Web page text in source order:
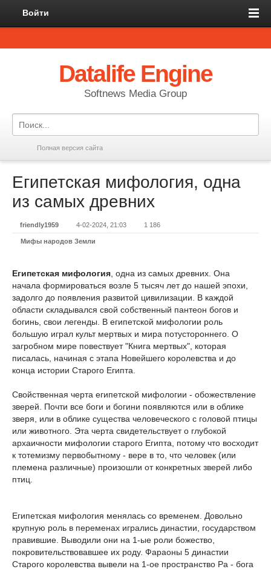
Войти
Datalife Engine
Softnews Media Group
Полная версия сайта
Египетская мифология, одна
из самых древних
friendly1959 4-02-2024, 21:03 1 186
Мифы народов Земли
Египетская мифология , одна из самых древних. Она
начала формироваться возле 5 тысяч лет до нашей эпохи,
задолго до появления развитой цивилизации. В каждой
области складывался свой собственный пантеон богов и
богинь, свои легенды. В египетской мифологии роль
большую играл культ мертвых и мира потустороннего. О
загробном мире повествует "Книга мертвых", которая
писалась, начиная с этапа Новейшего королевства и до
конца истории Старого Египта.
Свойственная черта египетской мифологии - обожествление
зверей. Почти все боги и богини появляются или в облике
зверя, или в облике существа человеческого с головой птицы
или животного. Эта черта свидетельствует о глубокой
архаичности мифологии старого Египта, потому что восходит
к тотемизму первобытному - вере в то, что человек (или
племена различные) произошли от конкретных зверей либо
птиц.
Египетская мифология менялась со временем. Довольно
крупную роль в переменах игрались династии, государством
правившие. Выводили они на 1-ые роли божество,
покровительствовавшее их роду. Фараоны 5 династии
Старого королевства вывели на 1-ое пространство Ра - бога